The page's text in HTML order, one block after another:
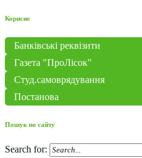
Корисне
Банківські реквізити
Газета "ПроЛісок"
Студ.самоврядування
Постанова
Пошук по сайту
Search for: